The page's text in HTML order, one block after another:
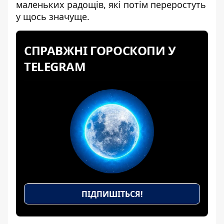
маленьких радощів, які потім переростуть
у щось значуще.
СПРАВЖНІ ГОРОСКОПИ У
TELEGRAM
ПІДПИШІТЬСЯ!